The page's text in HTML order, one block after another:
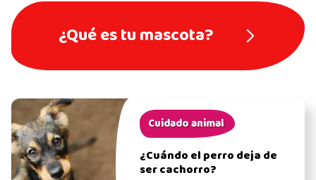
¿Qué es tu mascota?
Cuidado animal
¿Cuándo el perro deja de
ser cachorro?